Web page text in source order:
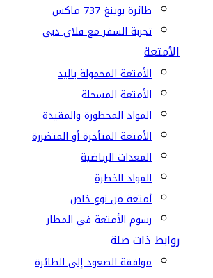
طائرة بوينغ 737 ماكس
تجربة السفر مع فلاي دبي
الأمتعة
الأمتعة المحمولة باليد
الأمتعة المسجلة
المواد المحظورة والمقيدة
الأمتعة المتأخرة أو المتضررة
المعدات الرياضية
المواد الخطرة
أمتعة من نوع خاص
رسوم الأمتعة في المطار
روابط ذات صلة
موافقة الصعود إلى الطائرة